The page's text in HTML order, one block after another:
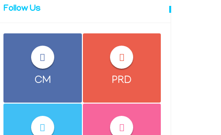
Follow Us
CM PRD